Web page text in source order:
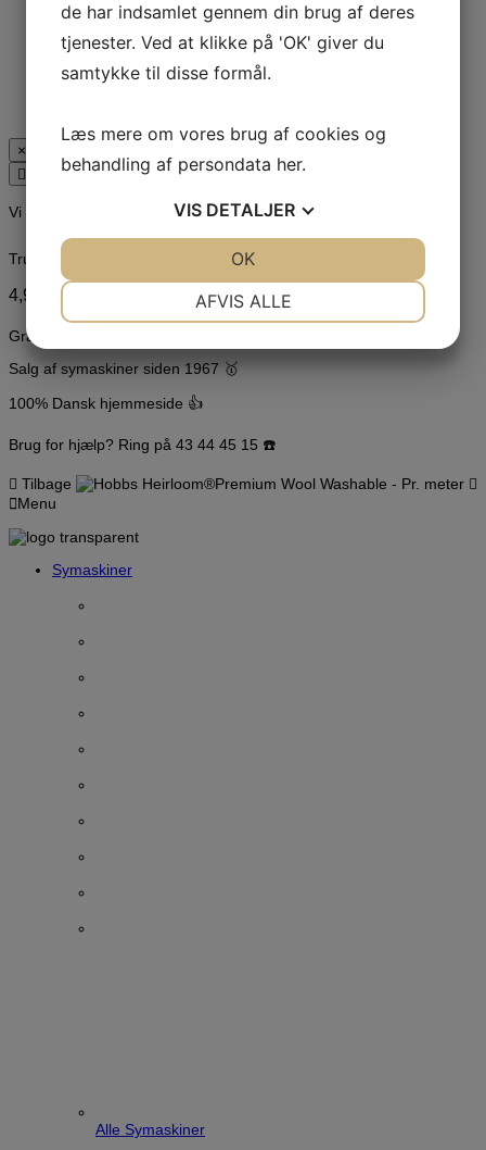
Tyl
Vaffelvævet bomuld
Vinter Jersey
Viskose / Viskoseblanding
× Luk
Vi matcher alle danske priser 💰
Trustpilot
4,9 ⭐️ baseret på over 5.000 anmeldelser!🏆
Gratis fragt ved køb over 399,- kr. 🚚
Salg af symaskiner siden 1967 🥇
100% Dansk hjemmeside 👍
Brug for hjælp? Ring på 43 44 45 15 ☎️
Tilbage
Menu
Symaskiner
Alle Symaskiner
de har indsamlet gennem din brug af deres
tjenester. Ved at klikke på 'OK' giver du
samtykke til disse formål.
Læs mere om vores brug af cookies og
behandling af persondata her.
VIS DETALJER
MARKETING
AFVIS ALLE
OK